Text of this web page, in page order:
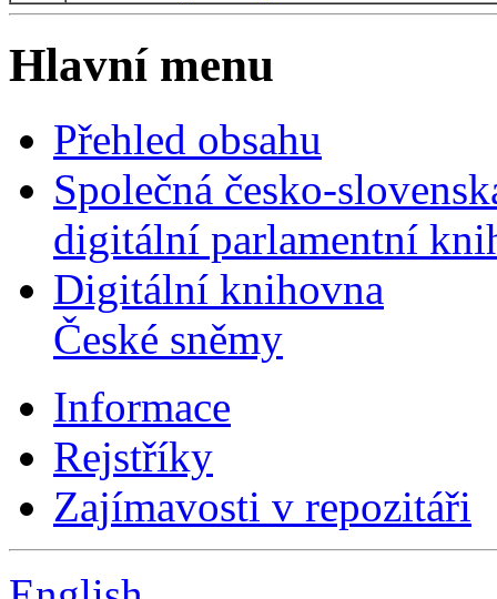
Hlavní menu
Přehled obsahu
Společná česko-
digitální parlamentní
Digitální knihovna
České sněmy
Informace
Rejstříky
Zajímavosti v repozitáři